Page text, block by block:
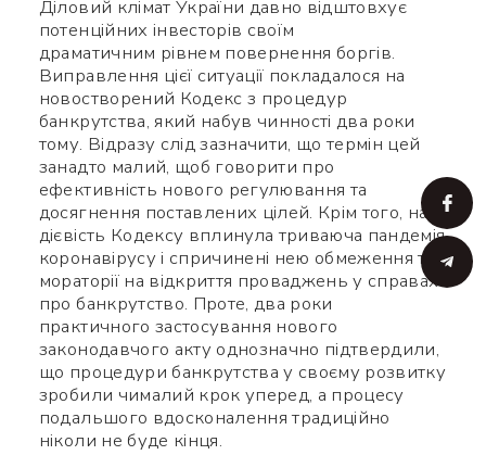
Діловий клімат України давно відштовхує
потенційних інвесторів своїм
драматичним рівнем повернення боргів.
Виправлення цієї ситуації покладалося на
новостворений Кодекс з процедур
банкрутства, який набув чинності два роки
тому. Відразу слід зазначити, що термін цей
занадто малий, щоб говорити про
ефективність нового регулювання та
досягнення поставлених цілей. Крім того, на
дієвість Кодексу вплинула триваюча пандемія
коронавірусу і спричинені нею обмеження та
мораторії на відкриття проваджень у справах
про банкрутство. Проте, два роки
практичного застосування нового
законодавчого акту однозначно підтвердили,
що процедури банкрутства у своєму розвитку
зробили чималий крок уперед, а процесу
подальшого вдосконалення традиційно
ніколи не буде кінця.